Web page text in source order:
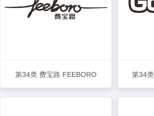
第34类 费宝路 FEEBORO 第34